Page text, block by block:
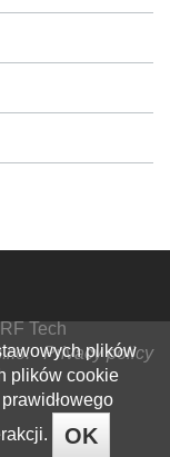
Tech
Privacy policy
plików
plików cookie
OK